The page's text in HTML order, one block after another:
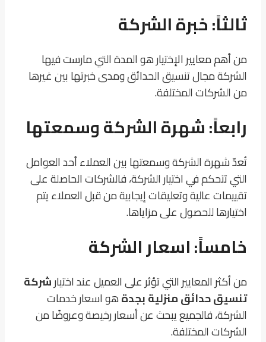
ثالثاً: خبرة الشركة
من أهم معايير الإختيار هو المدة التي مارست فيها
الشركة مجال تنسيق الحدائق ومدى خبرتها بين غيرها
من الشركات المختلفة.
رابعاً: شهرة الشركة وسمعتها
تُعدّ شهرة الشركة وسمعتها بين العملاء أحد العوامل
التي تتحكم في اختيار الشركة، فالشركات الحاصلة على
تقييمات عالية وتعليقات إيجابية من قبل العملاء يتم
اختيارها للحصول على مزاياها.
خامساً: اسعار الشركة
من أكثر المعايير التي تؤثر على العميل عند اختيارشركة
تنسيق حدائق منزلية بجدةهو اسعار خدمات
الشركة، فالجميع يبحث عن أسعار رخيصة وعروضًا من
الشركات المختلفة.